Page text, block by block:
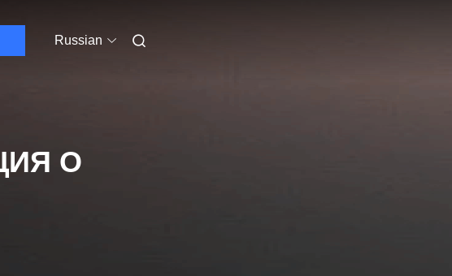
Russian
О